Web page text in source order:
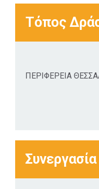
τουρισμού και
παράλληλα μας
κρατούν
συνδεδεμένους
παρελθόν. Για το
από 20 εκ. ευρώ
για την
αναστύλωση
όλων αυτών των
Τόπος
ΠΕΡΙΦΕΡΕΙΑ